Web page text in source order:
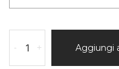
- + Aggiungi